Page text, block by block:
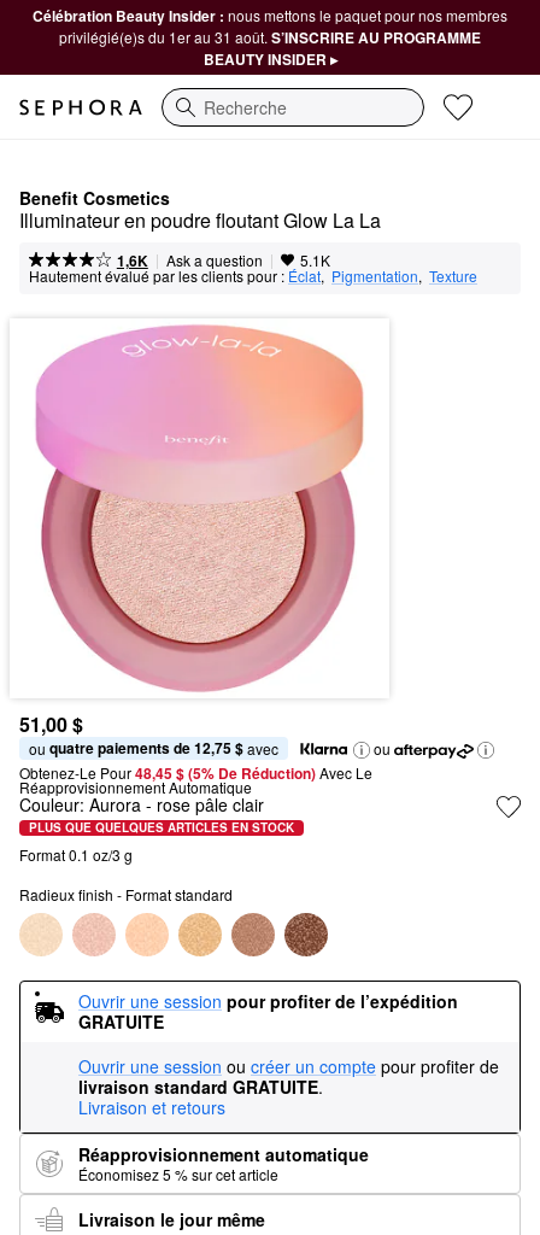
Célébration Beauty Insider : nous mettons le paquet pour nos membres
privilégié(e)s du 1er au 31 août. S’INSCRIRE AU PROGRAMME
BEAUTY INSIDER ▸
Recherche
Benefit Cosmetics
Illuminateur en poudre floutant Glow La La
1,6K | Ask a question | 5.1K
Hautement évalué par les clients pour : Éclat, Pigmentation, Texture
51,00 $
ou quatre paiements de 12,75 $ avec
ou
Obtenez-Le Pour48,45 $ (5% De Réduction) Avec Le
Réapprovisionnement Automatique
Couleur: Aurora - rose pâle clair
PLUS QUE QUELQUES ARTICLES EN STOCK
Format 0.1 oz/3 g
Radieux finish - Format standard
Ouvrir une session pour profiter de l’expédition
GRATUITE
Ouvrir une session ou créer un compte pour profiter de
livraison standard GRATUITE.
Livraison et retours
Réapprovisionnement automatique
Économisez 5 % sur cet article
Livraison le jour même